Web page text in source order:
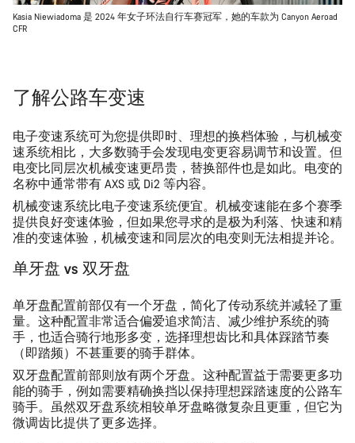
Kasia Niewiadoma 是 2024 年女子环法自行车赛冠军，她的车款为 Canyon Aeroad
CFR
了解公路车变速
电子变速系统可为您提供即时、理想的换档体验，与机械变
速系统相比，大多数骑手会发现电变更容易调节和设置。但
电变比同层次机械变速更昂贵，替换部件也是如此。电变的
名称中通常带有 AXS 或 Di2 等内容。
机械变速系统比电子变速系统便宜。机械变速能在多个赛季
提供良好变速体验，但如果您寻求的是极为利落、快速和精
准的变速体验，机械变速和同层次的电变则无法相提并论。
单牙盘 vs 双牙盘
单牙盘配置前部仅有一个牙盘，简化了传动系统并减轻了重
量。这种配置非常适合偏爱追求简洁、减少维护系统的骑
手，也适合骑行地形多变，选择理想齿比和具体踩踏节奏
（即踏频）不甚重要的骑手群体。
双牙盘配置前部则放有两个牙盘。这种配置益于需要更多功
能的骑手，例如需要精确换挡以保持理想踩踏速度的公路车
骑手。虽然双牙盘系统相较单牙盘略微复杂且更重，但它为
微调齿比提供了更多选择。